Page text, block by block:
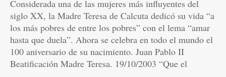
Considerada una de las mujeres más influyentes del
siglo XX, la Madre Teresa de Calcuta dedicó su vida “a
los más pobres de entre los pobres” con el lema “amar
hasta que duela”. Ahora se celebra en todo el mundo el
100 aniversario de su nacimiento. Juan Pablo II
Beatificación Madre Teresa. 19/10/2003 “Que el
nacimiento
de
la
madre
de
los